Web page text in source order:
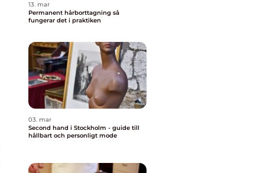
13. mar
Permanent hårborttagning så
fungerar det i praktiken
03. mar
Second hand i Stockholm - guide till
hållbart och personligt mode